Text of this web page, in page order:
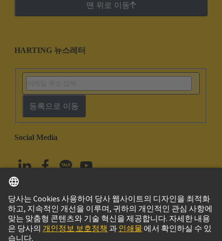
맨 위로 이동
HARTING 뉴스레터
등록으로 이동
Social Media
대한민국 한국어